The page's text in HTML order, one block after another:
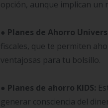
opción, aunque implican un
● Planes de Ahorro
fiscales, que te permiten
ventajosas para tu bolsillo.
● Planes de ahorro KIDS:
generar consciencia del